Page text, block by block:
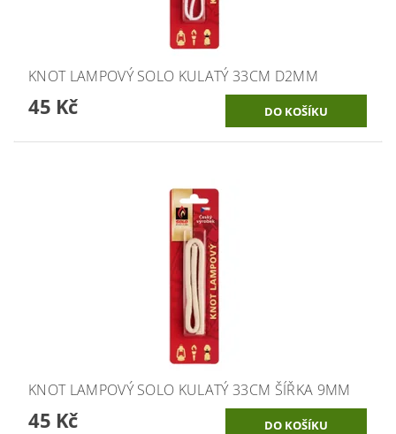
KNOT LAMPOVÝ SOLO KULATÝ 33CM D2MM
45 Kč
KNOT LAMPOVÝ SOLO KULATÝ 33CM ŠÍŘKA 9MM
45 Kč